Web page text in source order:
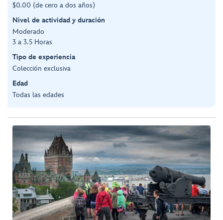
$0.00 (de cero a dos años)
Nivel de actividad y duración
Moderado
3 a 3.5 Horas
Tipo de experiencia
Colección exclusiva
Edad
Todas las edades